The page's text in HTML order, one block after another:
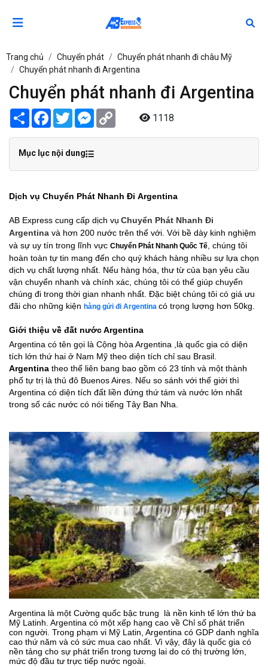
Trang chủ Chuyển phát
Chuyển phát nhanh đi châu Mỹ
Chuyển phát nhanh đi Argentina
Chuyển phát nhanh đi Argentina
Share Facebook
TwitterMessenger 1118
Mục lục nội dung
Dịch vụ Chuyển Phát Nhanh Đi Argentina
AB Express cung cấp dịch vụ Chuyển Phát Nhanh Đi
Argentina và hơn 200 nước trên thế với. Với bề dày kinh nghiệm
và sự uy tín trong lĩnh vực Chuyển Phát Nhanh Quốc Tế , chúng tôi
hoàn toàn tự tin mang đến cho quý khách hàng nhiều sự lựa chọn
dịch vụ chất lượng nhất. Nếu hàng hóa, thư từ của bạn yêu cầu
vận chuyển nhanh và chính xác, chúng tôi có thể giúp chuyển
chúng đi trong thời gian nhanh nhất. Đặc biệt chúng tôi có giá ưu
đãi cho những kiện hàng gửi đi Argentina có trọng lượng hơn 50kg.
Giới thiệu về đất nước Argentina
Argentina có tên gọi là Cộng hòa Argentina ,là quốc gia có diện
tích lớn thứ hai ở Nam Mỹ theo diện tích chỉ sau Brasil.
Argentina theo thể liên bang bao gồm có 23 tỉnh và một thành
phố tự trị là thủ đô Buenos Aires. Nếu so sánh với thế giới thì
Argentina có diện tích đất liền đứng thứ tám và nước lớn nhất
trong số các nước có nói tiếng Tây Ban Nha.
Argentina là một Cường quốc bậc trung là nền kinh tế lớn thứ ba
Mỹ Latinh. Argentina có một xếp hạng cao về Chỉ số phát triển
con người. Trong phạm vi Mỹ Latin, Argentina có GDP danh nghĩa
cao thứ năm và có sức mua cao nhất. Vì vậy, đây là quốc gia có
nền tảng cho sự phát triển trong tương lai do có thị trường lớn,
mức độ đầu tư trực tiếp nước ngoài.